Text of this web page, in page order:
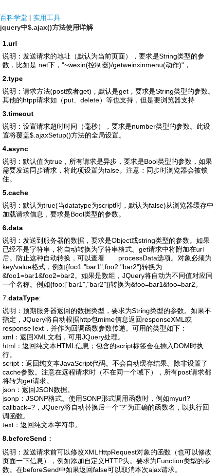
百科学堂 | 实用工具
jquery中$.ajax()方法使用详解
1.url
说明：发送请求的地址（默认为当前页面），要求是String类型的参
数，比如是.net下，"~wexin(控制器)/getweinxinmenu(动作)"，
2.type
说明：请求方法(post或者get)，默认是get，要求是String类型的参数。
其他的htpp请求如（put、delete）等也支持，但是要浏览器支持
3.timeout
说明：设置请求超时时间（毫秒），要求是number类型的参数。此设
置将覆盖$.ajaxSetup()方法的全局设置。
4.async
说明：默认值为true，所有请求是异步，要求是Bool类型的参数，如果
需要发送同步请求，将此项设置为false。注意：同步时浏览器会被锁
住。
5.cache
说明：默认为true(当datatype为script时，默认为false)从浏览器缓存中
加载请求信息，要求是Bool类型的参数。
6.data
说明：发送到服务器的数据，要求是Object或string类型的参数。如果
已经不是字符串，将自动转换为字符串格式。get请求中将附加在url
后。防止这种自动转换，可以查看 processData选项。对象必须为
key/value格式，例如{foo1:"bar1",foo2:"bar2"}转换为
&foo1=bar1&foo2=bar2。如果是数组，JQuery将自动为不同值对应同
一个名称。例如{foo:["bar1","bar2"]}转换为&foo=bar1&foo=bar2。
7. dataType:
说明：预期服务器返回的数据类型，要求为String类型的参数。如果不
指定，JQuery将自动根据http包mime信息返回responseXML或
responseText，并作为回调函数参数传递。可用的类型如下：
xml：返回XML文档，可用JQuery处理。
html：返回纯文本HTML信息；包含的script标签会在插入DOM时执
行。
script：返回纯文本JavaScript代码。不会自动缓存结果。除非设置了
cache参数。注意在远程请求时（不在同一个域下），所有post请求都
将转为get请求。
json：返回JSON数据。
jsonp：JSONP格式。使用SONP形式调用函数时，例如myurl?
callback=?，JQuery将自动替换后一个“?”为正确的函数名，以执行回
调函数。
text：返回纯文本字符串。
8.beforeSend ：
说明：发送请求前可以修改XMLHttpRequest对象的函数（也可以修改
页面一下信息），例如添加自定义HTTP头。要求为Function类型的参
数。在beforeSend中如果返回false可以取消本次ajax请求。